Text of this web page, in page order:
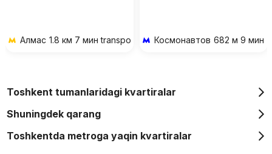
Алмас 1.8 км 7 мин transportda Космонавтов 682 м 9 мин
Toshkent tumanlaridagi kvartiralar
Shuningdek qarang
Toshkentda metroga yaqin kvartiralar